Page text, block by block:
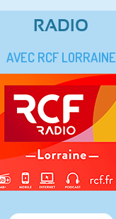
RADIO
AVEC RCF LORRAINE